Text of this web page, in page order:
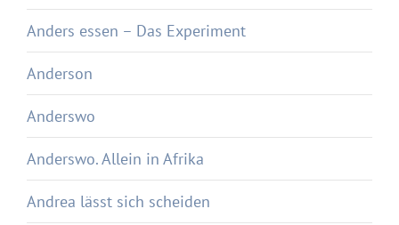
Anders essen – Das Experiment
Anderson
Anderswo
Anderswo. Allein in Afrika
Andrea lässt sich scheiden